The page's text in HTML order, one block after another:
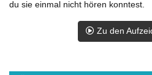
du sie einmal nicht hören konntest.
Zu den